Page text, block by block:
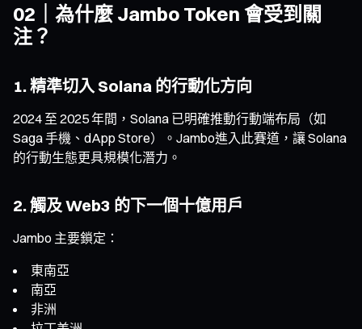
02｜為什麼 Jambo Token 會受到關
注？
1. 精準切入 Solana 的行動化方向
2024 至 2025 年間，Solana 已明確推動行動端布局（如
Saga 手機、dApp Store）。Jambo進入此賽道，讓 Solana
的行動生態更具規模化潛力。
2. 觸及 Web3 的下一個十億用戶
Jambo 主要鎖定：
東南亞
南亞
非洲